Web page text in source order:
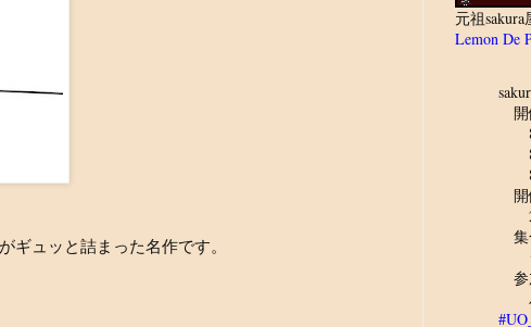
ギュッと詰まった名作です。
元祖
Lemon De
開
8/
8/
8/
開
集
シ
参
バ